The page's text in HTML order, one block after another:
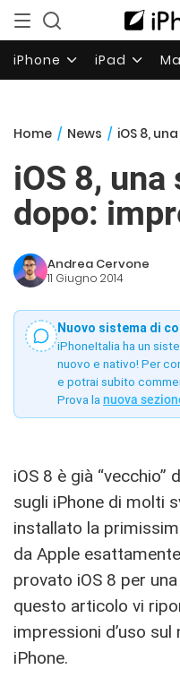
iPhone iPad
Home / News / iOS 8,
iOS 8,
dopo:
Andrea Cervone
11 Giugno 2014
Nuovo sistema di
iPhoneItalia ha un
nuovo e nativo! Per
e potrai subito
Prova la nuova
iOS 8 è già “vecchio”
sugli iPhone di molti
installato la
da Apple
provato iOS 8 per
questo articolo vi
impressioni d’uso
iPhone.